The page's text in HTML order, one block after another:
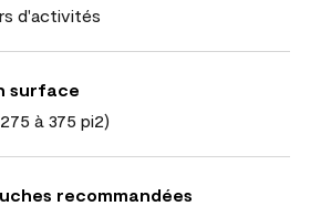
d'activités
surface
à 375 pi2)
recommandées